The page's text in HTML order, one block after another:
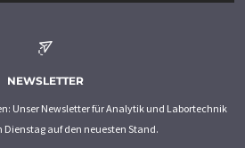
NEWSLETTER
Unser Newsletter für Analytik und Labortechnik
Dienstag auf den neuesten Stand.